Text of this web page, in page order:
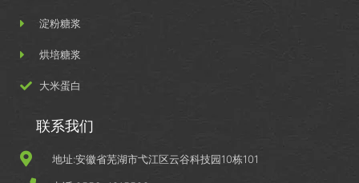
淀粉糖浆
烘培糖浆
大米蛋白
联系我们
地址:安徽省芜湖市弋江区云谷科技园10栋101